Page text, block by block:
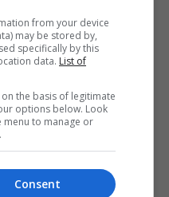
më të madh
qëndrimi të
rajonale të
në
mund
qartë e një
from your device
may be stored by,
specifically by this
data. List of
the basis of legitimate
options below. Look
to manage or
Consent